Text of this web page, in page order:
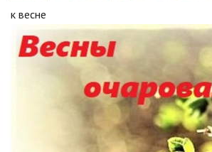
к весне